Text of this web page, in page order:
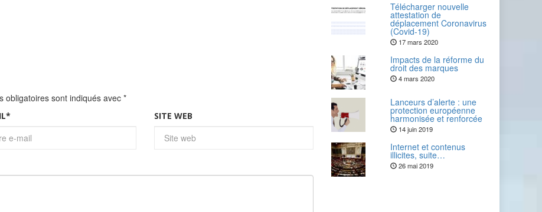
obligatoires sont indiqués avec *
* SITE WEB
Télécharger nouvelle
attestation de
déplacement Coronavirus
(Covid-19)
17 mars 2020
Impacts de la réforme du
droit des marques
4 mars 2020
Lanceurs d’alerte : une
protection européenne
harmonisée et renforcée
14 juin 2019
Internet et contenus
illicites, suite…
26 mai 2019